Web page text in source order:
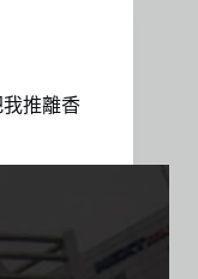
我推離香